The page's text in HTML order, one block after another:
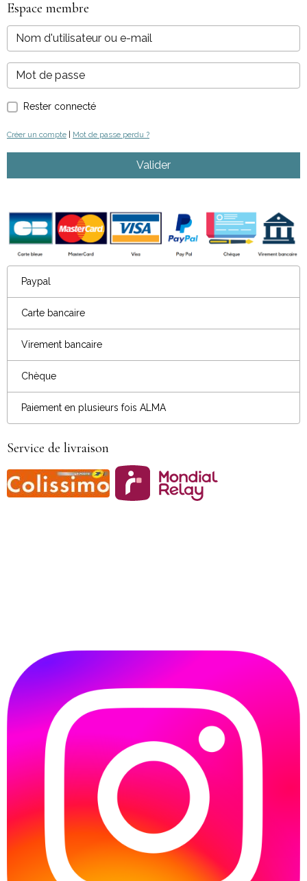
Espace membre
Rester connecté
Créer un compte Mot de passe perdu ?
Valider
Paypal
Carte bancaire
Virement bancaire
Chèque
Paiement en plusieurs fois ALMA
Service de livraison